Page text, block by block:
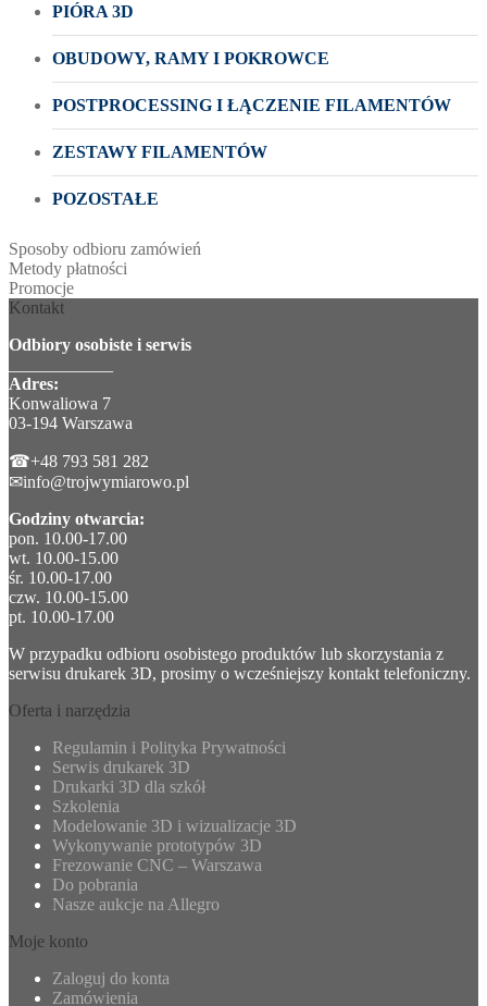
PIÓRA 3D
OBUDOWY, RAMY I POKROWCE
POSTPROCESSING I ŁĄCZENIE FILAMENTÓW
ZESTAWY FILAMENTÓW
POZOSTAŁE
Sposoby odbioru zamówień
Metody płatności
Promocje
Kontakt
Odbiory osobiste i serwis
Adres:
Konwaliowa 7
03-194 Warszawa
☎+48 793 581 282
✉info@trojwymiarowo.pl
Godziny otwarcia:
pon. 10.00-17.00
wt. 10.00-15.00
śr. 10.00-17.00
czw. 10.00-15.00
pt. 10.00-17.00
W przypadku odbioru osobistego produktów lub skorzystania z
serwisu drukarek 3D, prosimy o wcześniejszy kontakt telefoniczny.
Oferta i narzędzia
Regulamin i Polityka Prywatności
Serwis drukarek 3D
Drukarki 3D dla szkół
Szkolenia
Modelowanie 3D i wizualizacje 3D
Wykonywanie prototypów 3D
Frezowanie CNC – Warszawa
Do pobrania
Nasze aukcje na Allegro
Moje konto
Zaloguj do konta
Zamówienia